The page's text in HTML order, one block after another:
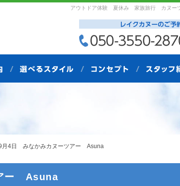
アウトドア体験 夏休み 家族旅行 カヌー
月4日 みなかみカヌーツアー Asuna
ー Asuna